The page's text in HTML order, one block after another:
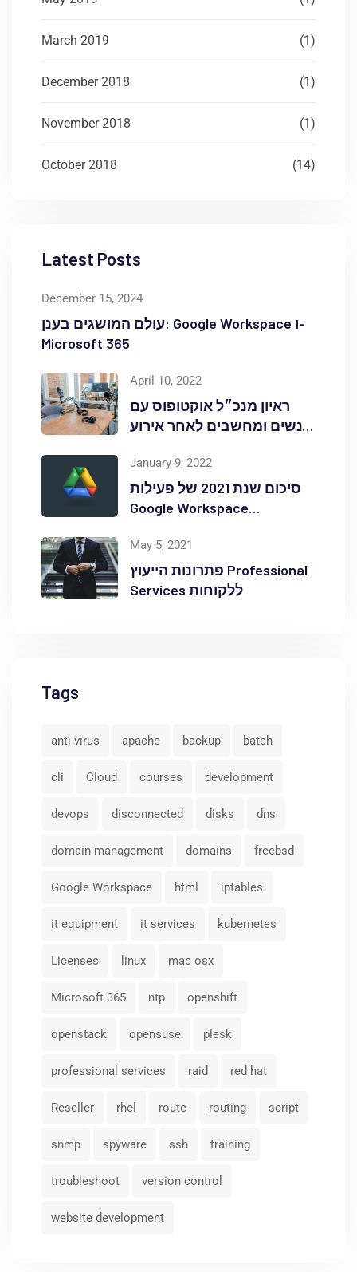
March 2019 (1)
December 2018 (1)
November 2018 (1)
October 2018 (14)
Latest Posts
December 15, 2024
עולם המושגים בענן: Google Workspace ו-
Microsoft 365
April 10, 2022
ראיון מנכ״ל אוקטופוס עם
אנשים ומחשבים לאחר אירוע
January 9, 2022
סיכום שנת 2021 של פעילות
Google Workspace
May 5, 2021
פתרונות הייעוץ Professional
Services ללקוחות
Tags
anti virus apache backup batch
cli Cloud courses development
devops disconnected disks dns
domain management domains freebsd
Google Workspace html iptables
it equipment it services kubernetes
Licenses linux mac osx
Microsoft 365 ntp openshift
openstack opensuse plesk
professional services raid red hat
Reseller rhel route routing script
snmp spyware ssh training
troubleshoot version control
website development